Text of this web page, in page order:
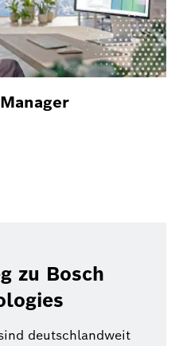
zu Bosch
deutschlandweit